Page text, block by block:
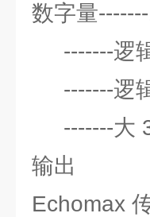
数字量
-------逻
-------逻
-------大
输出
Echomax